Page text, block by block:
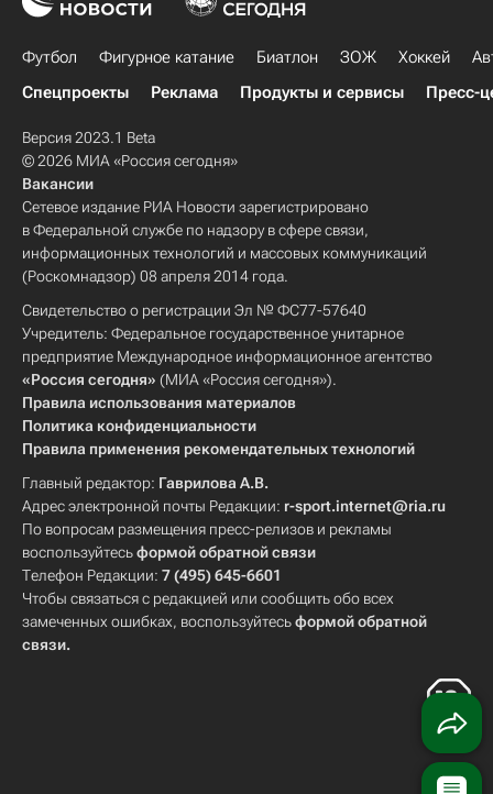
Футбол Фигурное катание Биатлон ЗОЖ Хоккей
Спецпроекты
Реклама Продукты и сервисы Пресс-
Версия 2023.1 Beta
© 2026 МИА «Россия сегодня»
Вакансии
Сетевое издание РИА Новости зарегистрировано
в Федеральной службе по надзору в сфере связи,
информационных технологий и массовых коммуникаций
(Роскомнадзор) 08 апреля 2014 года.
Свидетельство о регистрации Эл № ФС77-57640
Учредитель: Федеральное государственное унитарное
предприятие Международное информационное агентство
«Россия сегодня» (МИА «Россия сегодня»).
Правила использования материалов
Политика конфиденциальности
Правила применения рекомендательных технологий
Главный редактор: Гаврилова А.В.
Адрес электронной почты Редакции: r-sport.internet@ria.ru
По вопросам размещения пресс-релизов и рекламы
воспользуйтесьформой обратной связи
Телефон Редакции: 7 (495) 645-6601
Чтобы связаться с редакцией или сообщить обо всех
замеченных ошибках, воспользуйтесьформой обратной
связи.